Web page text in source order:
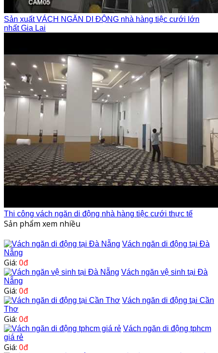
Sản xuất VÁCH NGĂN DI ĐỘNG nhà hàng tiệc cưới lớn
nhất Gia Lai
Thi công vách ngăn di động nhà hàng tiệc cưới thực tế
Sản phẩm xem nhiều
Vách ngăn di động tại Đà
Nẵng
Giá: 0đ
Vách ngăn vệ sinh tại Đà
Nẵng
Giá: 0đ
Vách ngăn di động tại Cần
Thơ
Giá: 0đ
Vách ngăn di động tphcm
giá rẻ
Giá: 0đ